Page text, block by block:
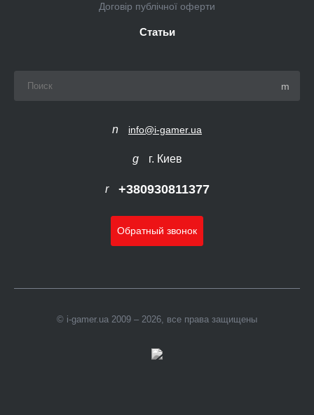
Договір публічної оферти
Статьи
info@i-gamer.ua
г. Киев
+380930811377
Обратный звонок
© i-gamer.ua 2009 – 2026, все права защищены